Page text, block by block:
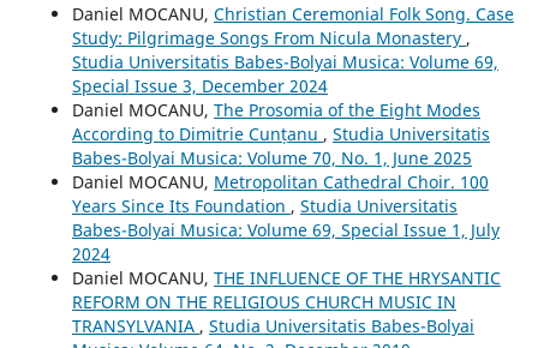
Daniel MOCANU, Christian Ceremonial Folk Song. Case
Study: Pilgrimage Songs From Nicula Monastery ,
Studia Universitatis Babes-Bolyai Musica: Volume 69,
Special Issue 3, December 2024
Daniel MOCANU, The Prosomia of the Eight Modes
According to Dimitrie Cunțanu , Studia Universitatis
Babes-Bolyai Musica: Volume 70, No. 1, June 2025
Daniel MOCANU, Metropolitan Cathedral Choir. 100
Years Since Its Foundation , Studia Universitatis
Babes-Bolyai Musica: Volume 69, Special Issue 1, July
2024
Daniel MOCANU, THE INFLUENCE OF THE HRYSANTIC
REFORM ON THE RELIGIOUS CHURCH MUSIC IN
TRANSYLVANIA , Studia Universitatis Babes-Bolyai